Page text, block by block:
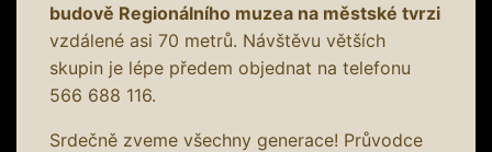
budově Regionálního muzea na městské tvrzi
vzdálené asi 70 metrů. Návštěvu větších
skupin je lépe předem objednat na telefonu
566 688 116.
Srdečně zveme všechny generace! Průvodce